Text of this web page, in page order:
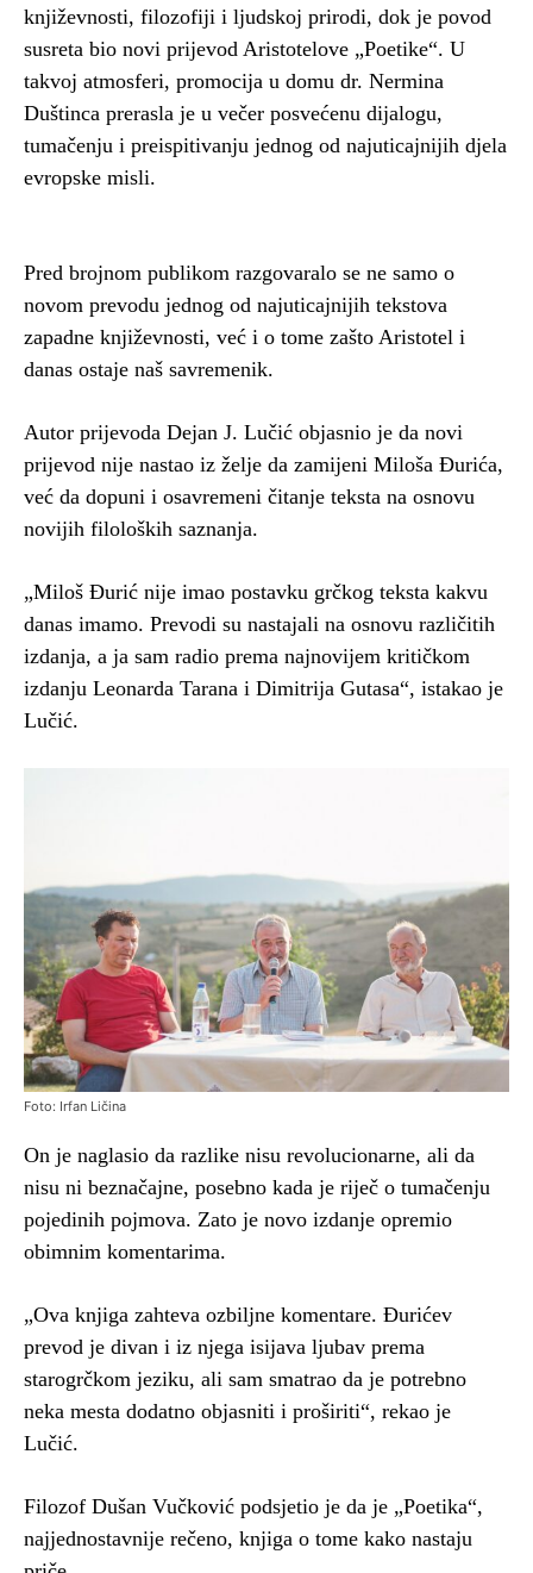
književnosti, filozofiji i ljudskoj prirodi, dok je povod
susreta bio novi prijevod Aristotelove „Poetike“. U
takvoj atmosferi, promocija u domu dr. Nermina
Duštinca prerasla je u večer posvećenu dijalogu,
tumačenju i preispitivanju jednog od najuticajnijih djela
evropske misli.
Pred brojnom publikom razgovaralo se ne samo o
novom prevodu jednog od najuticajnijih tekstova
zapadne književnosti, već i o tome zašto Aristotel i
danas ostaje naš savremenik.
Autor prijevoda Dejan J. Lučić objasnio je da novi
prijevod nije nastao iz želje da zamijeni Miloša Đurića,
već da dopuni i osavremeni čitanje teksta na osnovu
novijih filoloških saznanja.
„Miloš Đurić nije imao postavku grčkog teksta kakvu
danas imamo. Prevodi su nastajali na osnovu različitih
izdanja, a ja sam radio prema najnovijem kritičkom
izdanju Leonarda Tarana i Dimitrija Gutasa“, istakao je
Lučić.
Foto: Irfan Ličina
On je naglasio da razlike nisu revolucionarne, ali da
nisu ni beznačajne, posebno kada je riječ o tumačenju
pojedinih pojmova. Zato je novo izdanje opremio
obimnim komentarima.
„Ova knjiga zahteva ozbiljne komentare. Đurićev
prevod je divan i iz njega isijava ljubav prema
starogrčkom jeziku, ali sam smatrao da je potrebno
neka mesta dodatno objasniti i proširiti“, rekao je
Lučić.
Filozof Dušan Vučković podsjetio je da je „Poetika“,
najjednostavnije rečeno, knjiga o tome kako nastaju